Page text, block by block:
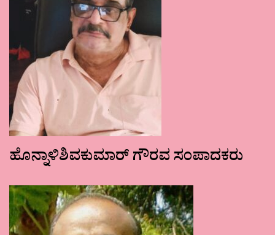
ಹೊನ್ನಾಳಿಶಿವಕುಮಾರ್ ಗೌರವ ಸಂಪಾದಕರು